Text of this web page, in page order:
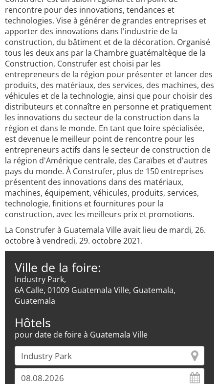
rencontre pour des innovations, tendances et
technologies. Vise à générer de grandes entreprises et
apporter des innovations dans l'industrie de la
construction, du bâtiment et de la décoration. Organisé
tous les deux ans par la Chambre guatémaltèque de la
Construction, Construfer est choisi par les
entrepreneurs de la région pour présenter et lancer des
produits, des matériaux, des services, des machines, des
véhicules et de la technologie, ainsi que pour choisir des
distributeurs et connaître en personne et pratiquement
les innovations du secteur de la construction dans la
région et dans le monde. En tant que foire spécialisée,
est devenue le meilleur point de rencontre pour les
entrepreneurs actifs dans le secteur de construction de
la région d'Amérique centrale, des Caraïbes et d'autres
pays du monde. À Construfer, plus de 150 entreprises
présentent des innovations dans des matériaux,
machines, équipement, véhicules, produits, services,
technologie, finitions et fournitures pour la
construction, avec les meilleurs prix et promotions.
La Construfer à Guatemala Ville avait lieu de mardi, 26.
octobre à vendredi, 29. octobre 2021.
Ville de la foire:
Industry Park,
6A Calle, 01009 Guatemala Ville, Guatemala,
Guatemala
Hôtels
pour date de foire à Guatemala Ville